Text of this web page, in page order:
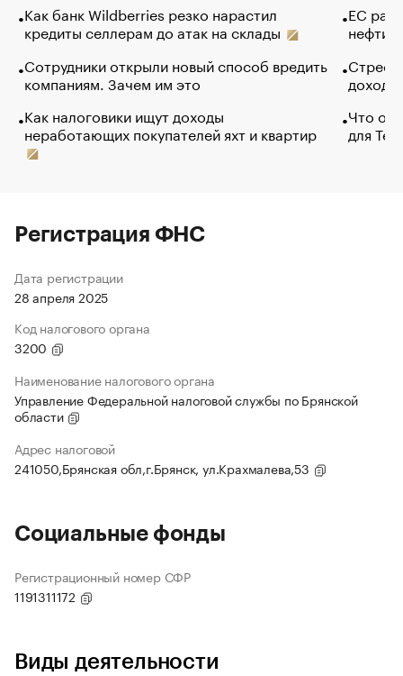
Как банк Wildberries резко нарастил
кредиты селлерам до атак на склады
Сотрудники открыли новый способ вредить
компаниям. Зачем им это
Как налоговики ищут доходы
неработающих покупателей яхт и квартир
ЕС
нефти
Что
для
Регистрация ФНС
Дата регистрации
28 апреля 2025
Код налогового органа
3200
Наименование налогового органа
Управление Федеральной налоговой службы по Брянской
области
Адрес налоговой
241050,Брянская обл,г.Брянск, ул.Крахмалева,53
Социальные фонды
Регистрационный номер СФР
1191311172
Виды деятельности